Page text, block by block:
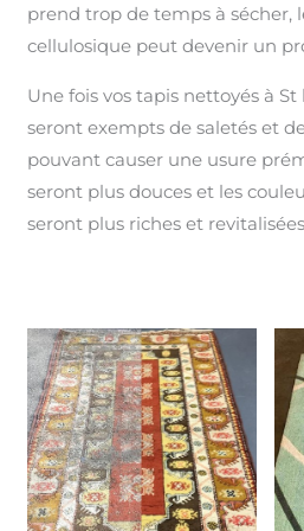
prend trop de temps à sécher,
cellulosique peut devenir un
Une fois vos tapis nettoyés à
seront exempts de saletés et
pouvant causer une usure
seront plus douces et les
seront plus riches et